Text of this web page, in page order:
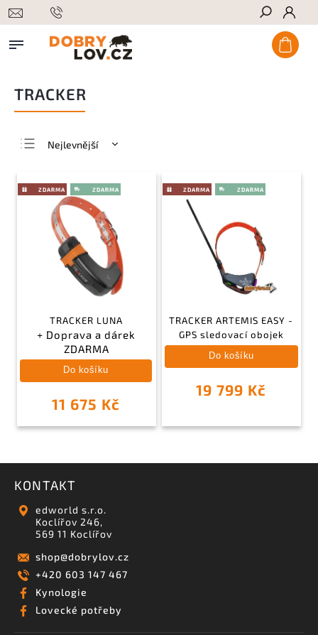
Hledat
TRACKER
Nejlevnější
Nejprodávanější
Abecedně
TRACKER LUNA
+ Doprava a dárek
ZDARMA
11 675 Kč
Do košíku
TRACKER ARTEMIS EASY -
GPS sledovací obojek
19 799 Kč
Do košíku
KONTAKT
edworld s.r.o.
Koclířov 246,
569 11 Koclířov
shop@dobrylov.cz
+420 603 147 467
Kynologie
Lovecké potřeby